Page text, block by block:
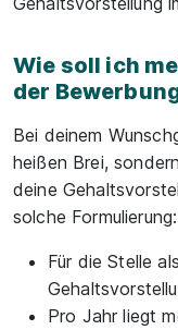
Wie soll ich
der
Bei deinem
heißen Brei,
deine
solche Formulierung:
Für die Stelle
Pro Jahr liegt